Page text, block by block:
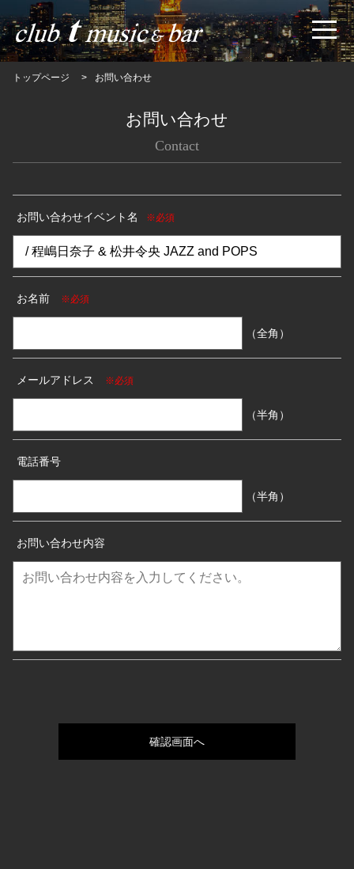
トップページ お問い合わせ
お問い合わせ
Contact
お問い合わせイベント名 ※必須
お名前 ※必須
（全角）
メールアドレス ※必須
（半角）
電話番号
（半角）
お問い合わせ内容